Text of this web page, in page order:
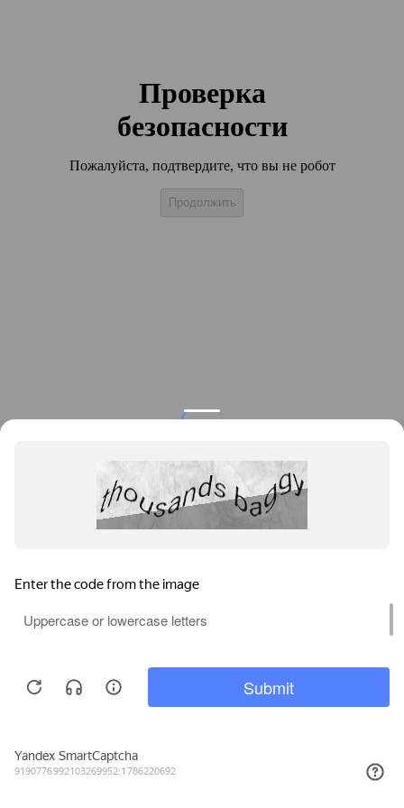
Проверка
безопасности
Пожалуйста, подтвердите, что вы не робот
Продолжить